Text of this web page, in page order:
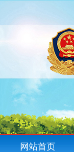
网站首页